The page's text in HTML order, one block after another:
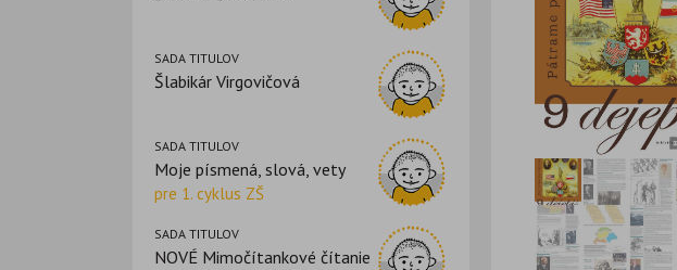
SADA TITULOV
Šlabikár Virgovičová
SADA TITULOV
Moje písmená, slová, vety
pre 1. cyklus ZŠ
SADA TITULOV
NOVÉ Mimočítankové čítanie